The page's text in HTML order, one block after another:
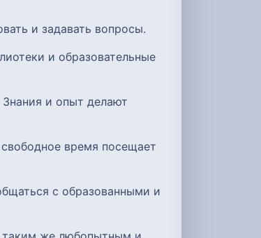
и задавать вопросы.
и образовательные
Знания и опыт делают
время посещает
с образованными и